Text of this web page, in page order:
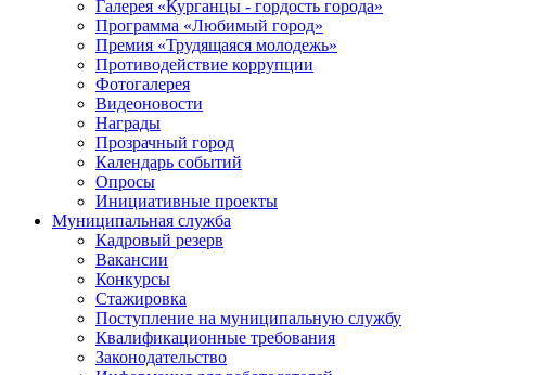
Галерея «Курганцы - гордость города»
Программа «Любимый город»
Премия «Трудящаяся молодежь»
Противодействие коррупции
Фотогалерея
Видеоновости
Награды
Прозрачный город
Календарь событий
Опросы
Инициативные проекты
Муниципальная служба
Кадровый резерв
Вакансии
Конкурсы
Стажировка
Поступление на муниципальную службу
Квалификационные требования
Законодательство